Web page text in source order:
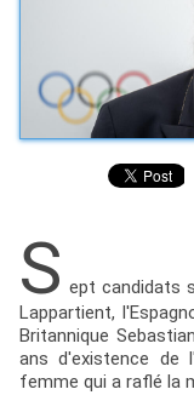
S ept candidats
Lappartient,
Britannique
ans d'existence de
femme qui a raflé la